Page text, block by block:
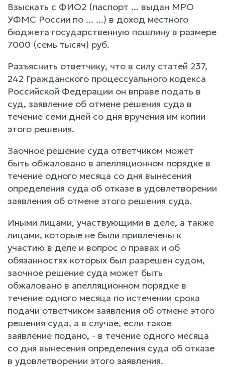
Взыскать с ФИО2 (паспорт ... выдан МРО
УФМС России по ... ...) в доход местного
бюджета государственную пошлину в размере
7000 (семь тысяч) руб.
Разъяснить ответчику, что в силу статей 237,
242 Гражданского процессуального кодекса
Российской Федерации он вправе подать в
суд, заявление об отмене решения суда в
течение семи дней со дня вручения им копии
этого решения.
Заочное решение суда ответчиком может
быть обжаловано в апелляционном порядке в
течение одного месяца со дня вынесения
определения суда об отказе в удовлетворении
заявления об отмене этого решения суда.
Иными лицами, участвующими в деле, а также
лицами, которые не были привлечены к
участию в деле и вопрос о правах и об
обязанностях которых был разрешен судом,
заочное решение суда может быть
обжаловано в апелляционном порядке в
течение одного месяца по истечении срока
подачи ответчиком заявления об отмене этого
решения суда, а в случае, если такое
заявление подано, - в течение одного месяца
со дня вынесения определения суда об отказе
в удовлетворении этого заявления.